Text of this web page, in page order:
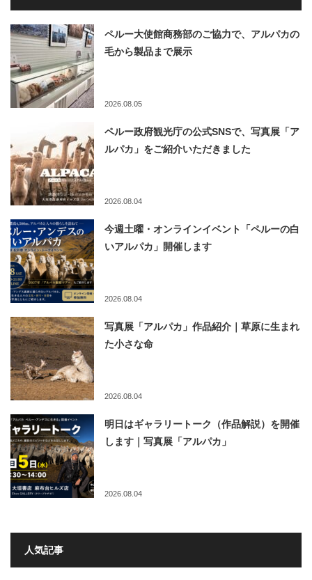
ペルー大使館商務部のご協力で、アルパカの
毛から製品まで展示
2026.08.05
ペルー政府観光庁の公式SNSで、写真展「ア
ルパカ」をご紹介いただきました
2026.08.04
今週土曜・オンラインイベント「ペルーの白
いアルパカ」開催します
2026.08.04
写真展「アルパカ」作品紹介｜草原に生まれ
た小さな命
2026.08.04
明日はギャラリートーク（作品解説）を開催
します｜写真展「アルパカ」
2026.08.04
人気記事